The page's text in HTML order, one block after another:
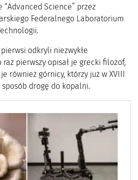
“Advanced Science” przez
Federalnego Laboratorium
odkryli niezwykłe
raz pierwszy opisał je grecki filozof,
również górnicy, którzy już w XVIII
drogę do kopalni.